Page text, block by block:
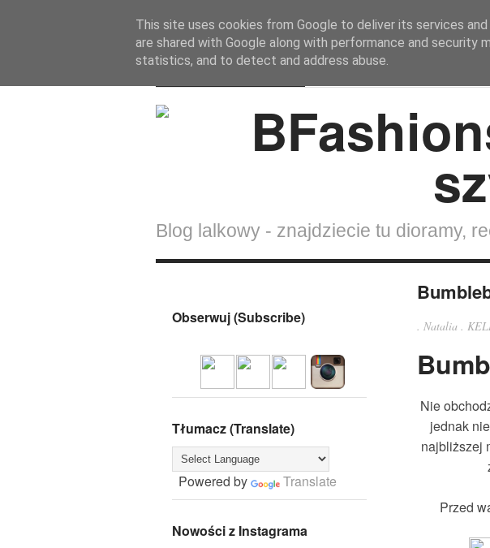
BFashions Strona Główna
Blog lalkowy - znajdziecie tu dioramy,
. Natalia .
Nie
jednak
najbliższej
Przed
Obserwuj (Subscribe)
Tłumacz (Translate)
Powered by Translate
Nowości z Instagrama
This site uses cookies from Google to deliver its services
are shared with Google along with performance and security
statistics, and to detect and address abuse.